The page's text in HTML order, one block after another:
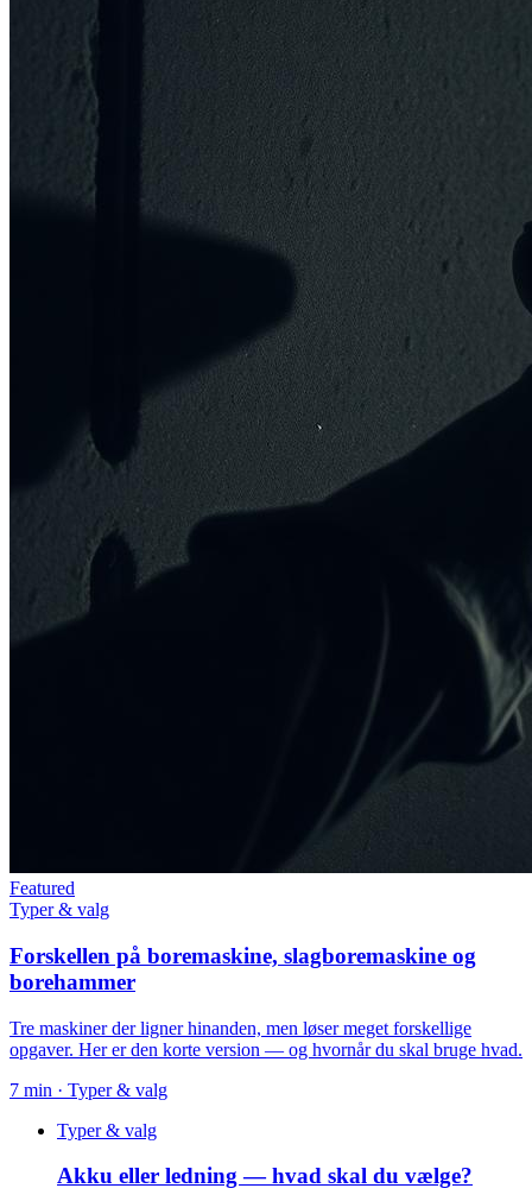
Featured
Typer & valg
Forskellen på boremaskine, slagboremaskine og
borehammer
Tre maskiner der ligner hinanden, men løser meget forskellige
opgaver. Her er den korte version — og hvornår du skal bruge hvad.
7 min · Typer & valg
Typer & valg
Akku eller ledning — hvad skal du vælge?